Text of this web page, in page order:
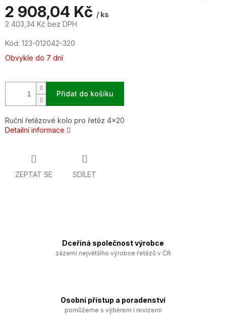
2 908,04 Kč / ks
2 403,34 Kč bez DPH
cena:
Kód: 123-012042-320
Obvykle do 7 dní
Přidat do košíku
Ruční řetězové kolo pro řetěz 4x20
Detailní informace
ZEPTAT SE SDÍLET
Dceřiná společnost výrobce
zázemí největšího výrobce řetězů v ČR
Osobní přístup a poradenství
pomůžeme s výběrem i revizemi